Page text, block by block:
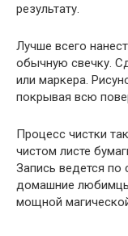
результату.
Лучше всего
обычную свечку.
или маркера.
покрывая всю
Процесс чистки
чистом листе
Запись ведется по
домашние
мощной